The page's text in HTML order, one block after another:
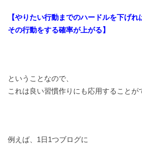
【やりたい行動までのハードルを下げれ
その行動をする確率が上がる】
ということなので、
これは良い習慣作りにも応用することが
例えば、1日1つブログに